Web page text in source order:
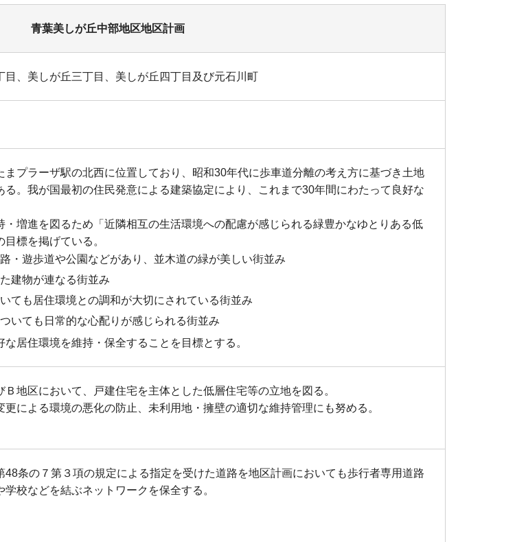
青葉美しが丘中部地区地区計画
、美しが丘三丁目、美しが丘四丁目及び元石川町
プラーザ駅の北西に位置しており、昭和30年代に歩車道分離の考え方に基づき土地
。我が国最初の住民発意による建築協定により、これまで30年間にわたって良好な
増進を図るため「近隣相互の生活環境への配慮が感じられる緑豊かなゆとりある低
標を掲げている。
・遊歩道や公園などがあり、並木道の緑が美しい街並み
建物が連なる街並み
ても居住環境との調和が大切にされている街並み
いても日常的な心配りが感じられる街並み
居住環境を維持・保全することを目標とする。
地区において、戸建住宅を主体とした低層住宅等の立地を図る。
による環境の悪化の防止、未利用地・擁壁の適切な維持管理にも努める。
条の７第３項の規定による指定を受けた道路を地区計画においても歩行者専用道路
校などを結ぶネットワークを保全する。